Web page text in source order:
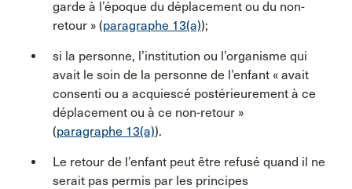
garde à l’époque du déplacement ou du non-
retour » (paragraphe 13(a));
si la personne, l’institution ou l’organisme qui
avait le soin de la personne de l’enfant « avait
consenti ou a acquiescé postérieurement à ce
déplacement ou à ce non-retour »
(paragraphe 13(a)).
Le retour de l’enfant peut être refusé quand il ne
serait pas permis par les principes